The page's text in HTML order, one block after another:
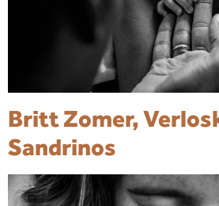
Britt Zomer,
Sandrinos